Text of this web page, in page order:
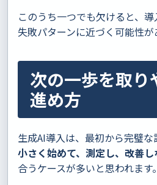
このうち一つでも欠けると、導
失敗パターンに近づく可能性が
次の一歩を取り
進め方
生成AI導入は、最初から完璧な
小さく始めて、測定し、改善
合うケースが多いと思われます。